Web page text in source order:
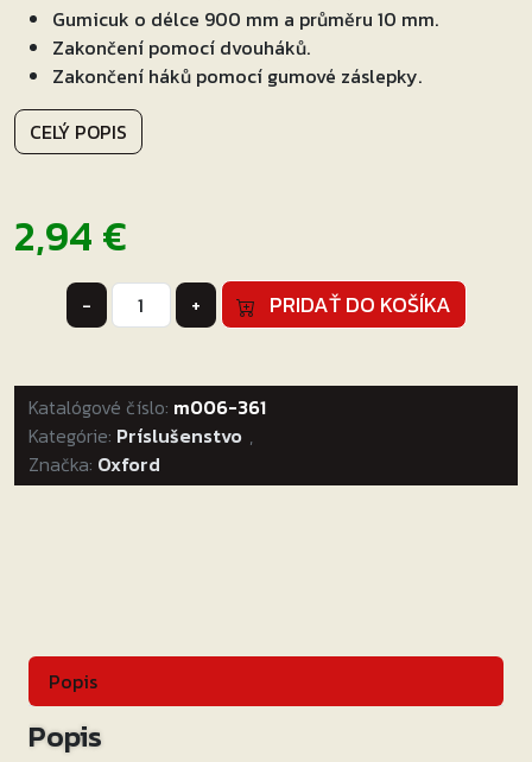
Gumicuk o délce 900 mm a průměru 10 mm.
Zakončení pomocí dvouháků.
Zakončení háků pomocí gumové záslepky.
CELÝ POPIS
2,94€
-
množstvo
Gumicuk
délka/průměr
popruhu
900/10
mm
sa
(čierny,
+ PRIDAŤ DO KOŠÍKA
Katalógové číslo: m006-361
Kategórie: Príslušenstvo ,
Značka: Oxford
Popis
Popis